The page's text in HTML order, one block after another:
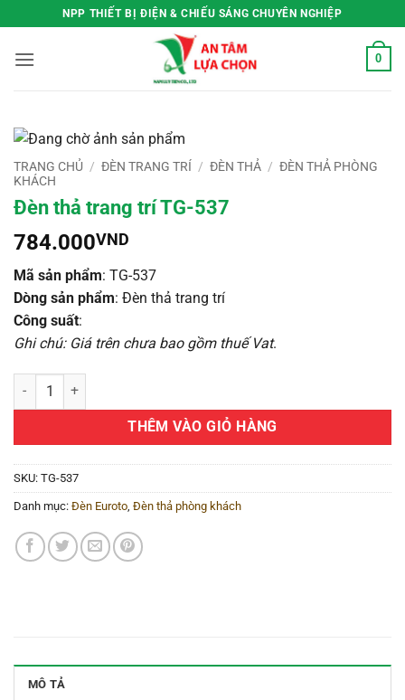
qua
nội
NPP THIẾT BỊ ĐIỆN & CHIẾU SÁNG CHUYÊN NGHIỆP
0
TRANG CHỦ / ĐÈN TRANG TRÍ / ĐÈN THẢ / ĐÈN THẢ PHÒNG
KHÁCH
Đèn thả trang trí TG-537
784.000VND
Mã sản phẩm: TG-537
Dòng sản phẩm: Đèn thả trang trí
Công suất:
Ghi chú: Giá trên chưa bao gồm thuế Vat.
Đèn thả trang trí TG-537 số lượng
THÊM VÀO GIỎ HÀNG
SKU: TG-537
Danh mục: Đèn Euroto Đèn thả phòng khách
MÔ TẢ